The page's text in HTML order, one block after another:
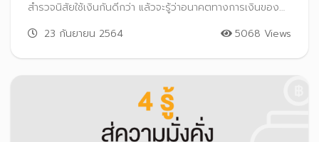
สำรวจนิสัยใช้เงินกันดีกว่า แล้วจะรู้ว่าอนาคตทางการเงินของ
23 กันยายน 2564 5068 Views